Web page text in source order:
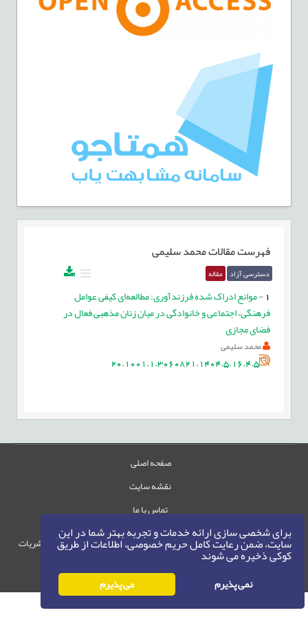
برای شخصی سازی ارائه خدمات و تجربه بهتر شما در این
سایت، ضمن رعایت کامل حریم خصوصی، اطلاعات از طریق
کوکی ذخیره می شوند
نمی پذیرم می پذیرم
فهرست مقالاتمحمد سلیمی
دسترسی آزاد مقاله
-موانع ادراک‌ شده فرزندآوری: مطالعه‌ای کیفی عوامل
فرهنگی، اجتماعی و خانوادگی در میان زنان مذهبی فعال در
فضای مجازی
محمد سلیمی
20.1001.1.3060821.1404.5.16.4.5
صفحه اصلی
نقشه سایت
تماس با ما
حقوق این وب‌سایت متعلق به سامانه مدیریت نشریات
حق نشر 1405-1396